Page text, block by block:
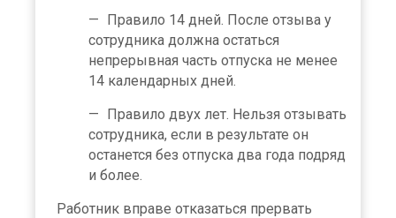
Правило 14 дней. После отзыва у
сотрудника должна остаться
непрерывная часть отпуска не менее
14 календарных дней.
Правило двух лет. Нельзя отзывать
сотрудника, если в результате он
останется без отпуска два года подряд
и более.
Работник вправе отказаться прервать